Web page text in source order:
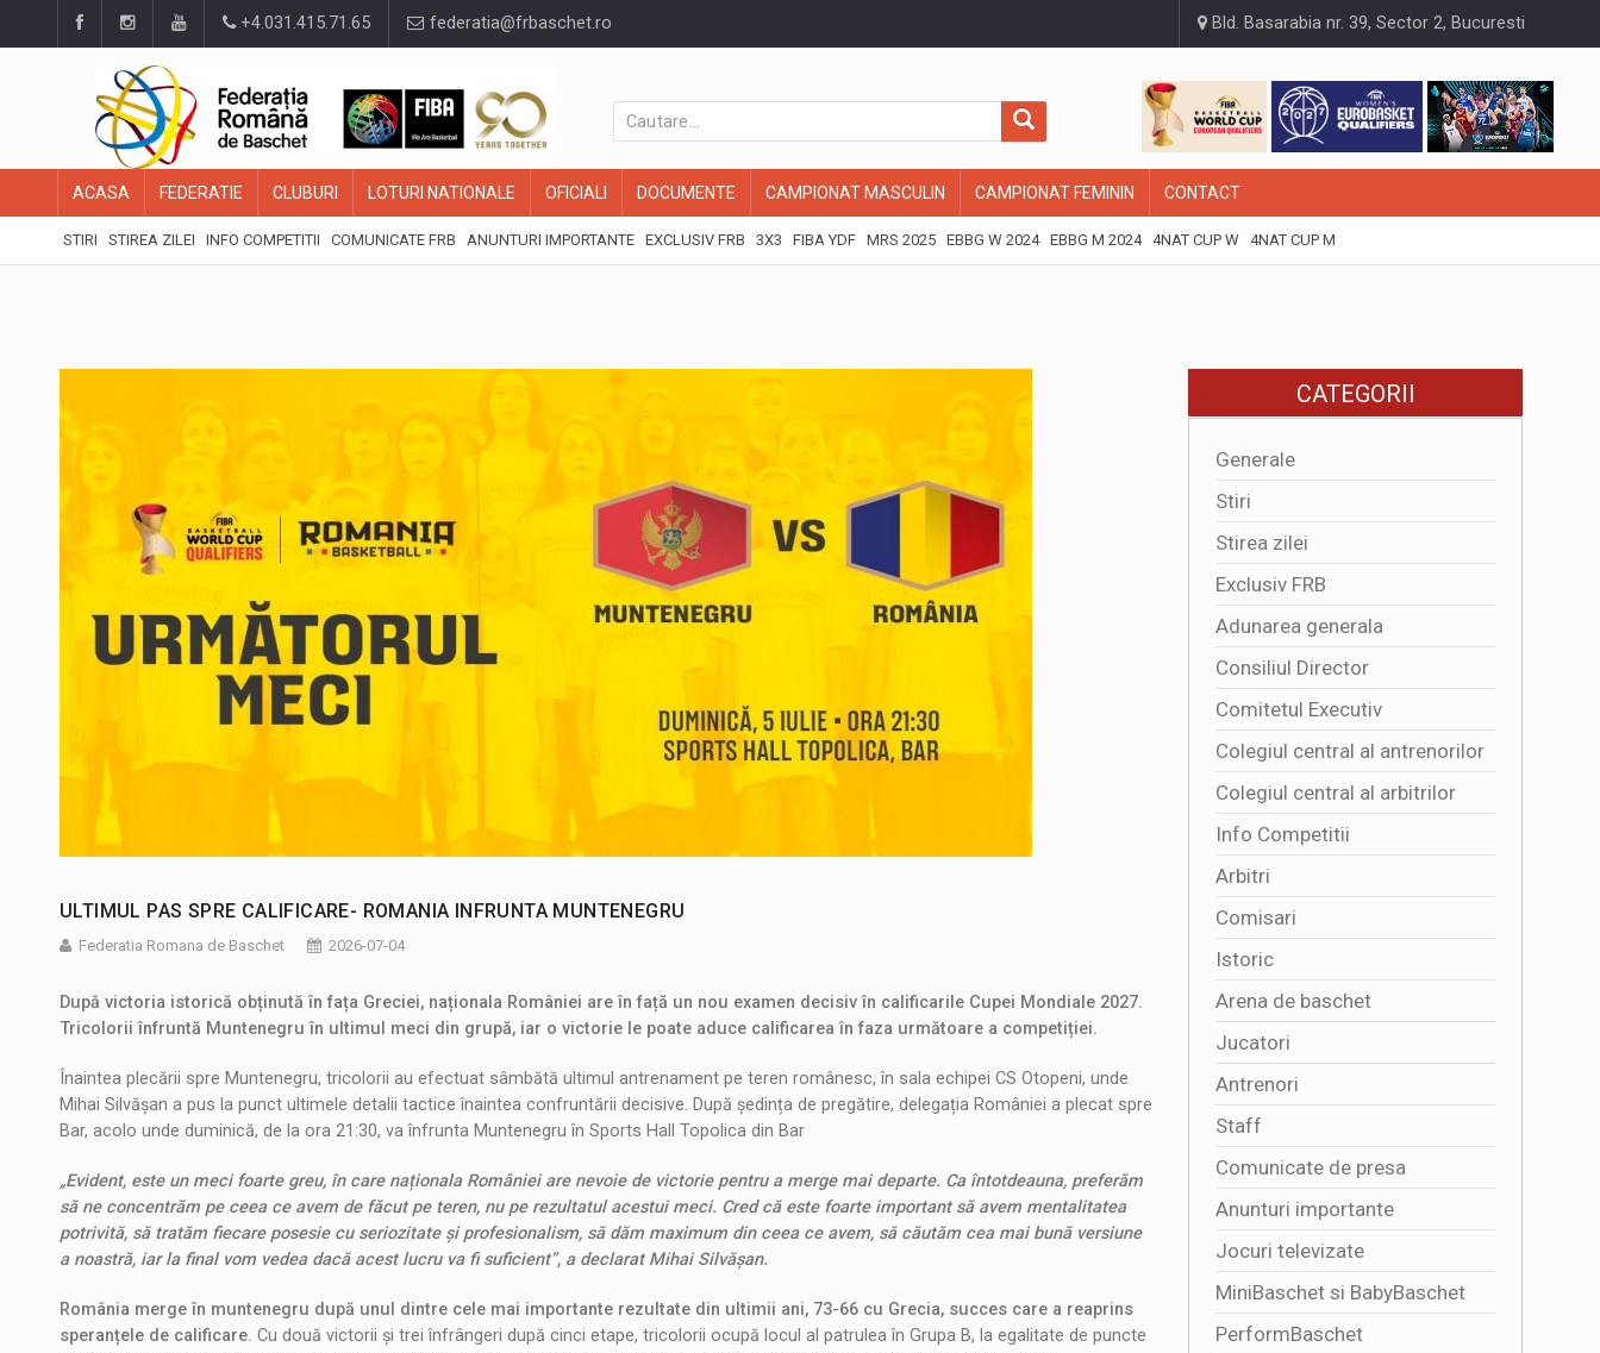
+4.031.415.71.65 federatia@frbaschet.ro Bld. Basarabia nr. 39, Sector 2, Bucuresti
ACASA FEDERATIE CLUBURI LOTURI NATIONALE OFICIALI DOCUMENTE CAMPIONAT MASCULIN CAMPIONAT FEMININ CONTACT
STIRI STIREA ZILEI INFO COMPETITII COMUNICATE FRB ANUNTURI IMPORTANTE EXCLUSIV FRB 3X3 FIBA YDF MRS 2025 EBBG W 2024 EBBG M 2024 4NAT CUP W 4NAT CUP M
ULTIMUL PAS SPRE CALIFICARE- ROMANIA INFRUNTA MUNTENEGRU
Federatia Romana de Baschet 2026-07-04
După victoria istorică obținută în fața Greciei, naționala României are în față un nou examen decisiv în calificarile Cupei Mondiale 2027.
Tricolorii înfruntă Muntenegru în ultimul meci din grupă, iar o victorie le poate aduce calificarea în faza următoare a competiției.
Înaintea plecării spre Muntenegru, tricolorii au efectuat sâmbătă ultimul antrenament pe teren românesc, în sala echipei CS Otopeni, unde
Mihai Silvășan a pus la punct ultimele detalii tactice înaintea confruntării decisive. După ședința de pregătire, delegația României a plecat spre
Bar, acolo unde duminică, de la ora 21:30, va înfrunta Muntenegru în Sports Hall Topolica din Bar
„Evident, este un meci foarte greu, în care naționala României are nevoie de victorie pentru a merge mai departe. Ca întotdeauna, preferăm
să ne concentrăm pe ceea ce avem de făcut pe teren, nu pe rezultatul acestui meci. Cred că este foarte important să avem mentalitatea
potrivită, să tratăm fiecare posesie cu seriozitate și profesionalism, să dăm maximum din ceea ce avem, să căutăm cea mai bună versiune
a noastră, iar la final vom vedea dacă acest lucru va fi suficient”, a declarat Mihai Silvășan.
România merge în muntenegru după unul dintre cele mai importante rezultate din ultimii ani, 73-66 cu Grecia, succes care a reaprins
speranțele de calificare. Cu două victorii și trei înfrângeri după cinci etape, tricolorii ocupă locul al patrulea în Grupa B, la egalitate de puncte
CATEGORII
Generale
Stiri
Stirea zilei
Exclusiv FRB
Adunarea generala
Consiliul Director
Comitetul Executiv
Colegiul central al antrenorilor
Colegiul central al arbitrilor
Info Competitii
Arbitri
Comisari
Istoric
Arena de baschet
Jucatori
Antrenori
Staff
Comunicate de presa
Anunturi importante
Jocuri televizate
MiniBaschet si BabyBaschet
PerformBaschet